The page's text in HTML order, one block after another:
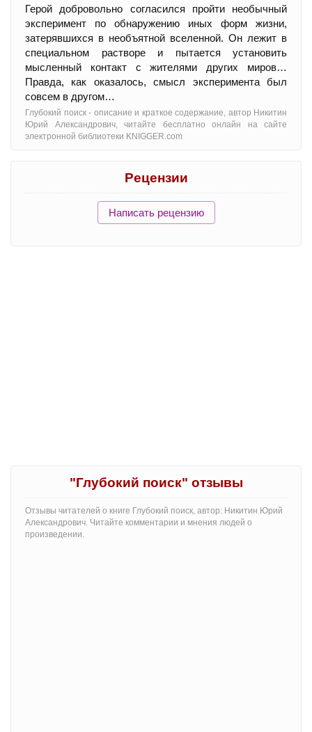
Герой добровольно согласился пройти необычный
эксперимент по обнаружению иных форм жизни,
затерявшихся в необъятной вселенной. Он лежит в
специальном растворе и пытается установить
мысленный контакт с жителями других миров…
Правда, как оказалось, смысл эксперимента был
совсем в другом…
Глубокий поиск - oписание и краткое содержание, автор Никитин
Юрий Александрович, читайте бесплатно онлайн на сайте
электронной библиотеки KNIGGER.com
Рецензии
Написать рецензию
"Глубокий поиск" отзывы
Отзывы читателей о книге Глубокий поиск, автор: Никитин Юрий
Александрович. Читайте комментарии и мнения людей о
произведении.